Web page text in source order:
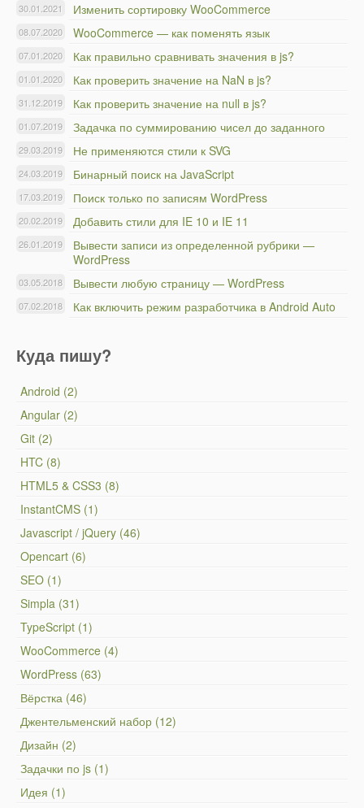
Изменить сортировку WooCommerce
30.01.2021
WooCommerce — как поменять язык
08.07.2020
Как правильно сравнивать значения в js?
07.01.2020
Как проверить значение на NaN в js?
01.01.2020
Как проверить значение на null в js?
31.12.2019
Задачка по суммированию чисел до заданного
01.07.2019
Не применяются стили к SVG
29.03.2019
Бинарный поиск на JavaScript
24.03.2019
Поиск только по записям WordPress
17.03.2019
Добавить стили для IE 10 и IE 11
20.02.2019
Вывести записи из определенной рубрики —
WordPress
26.01.2019
Вывести любую страницу — WordPress
03.05.2018
Как включить режим разработчика в Android Auto
07.02.2018
Куда пишу?
Android (2)
Angular (2)
Git (2)
HTC (8)
HTML5 & CSS3 (8)
InstantCMS (1)
Javascript / jQuery (46)
Opencart (6)
SEO (1)
Simpla (31)
TypeScript (1)
WooCommerce (4)
WordPress (63)
Вёрстка (46)
Джентельменский набор (12)
Дизайн (2)
Задачки по js (1)
Идея (1)